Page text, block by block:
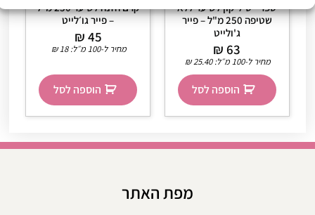
ספריי סיליקון לשיער ללא
שטיפה 250 מ"ל – פייר
ג'ולייט
₪63
מחיר ל-100 מ״ל: ₪25.40
הוספה לסל
קרם הזנה לשיער 250 מ״ל
– פייר גו׳לייט
₪45
מחיר ל-100 מ״ל: ₪18
הוספה לסל
מפת האתר